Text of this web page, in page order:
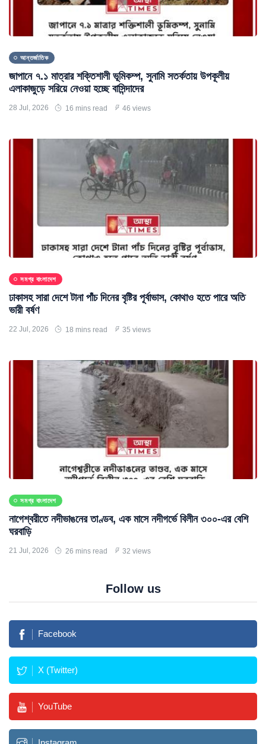
আন্তর্জাতিক
জাপানে ৭.১ মাত্রার শক্তিশালী ভূমিকম্প, সুনামি সতর্কতায় উপকূলীয়
এলাকাজুড়ে সরিয়ে নেওয়া হচ্ছে বাসিন্দাদের
28 Jul, 2026 16 mins read 46 views
সমগ্র বাংলাদেশ
ঢাকাসহ সারা দেশে টানা পাঁচ দিনের বৃষ্টির পূর্বাভাস, কোথাও হতে পারে অতি
ভারী বর্ষণ
22 Jul, 2026 18 mins read 35 views
সমগ্র বাংলাদেশ
নাগেশ্বরীতে নদীভাঙনের তাণ্ডব, এক মাসে নদীগর্ভে বিলীন ৩০০-এর বেশি
ঘরবাড়ি
21 Jul, 2026 26 mins read 32 views
Follow us
Facebook
X (Twitter)
YouTube